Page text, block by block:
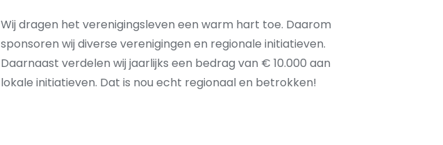
Wij dragen het verenigingsleven een warm hart toe. Daarom
sponsoren wij diverse verenigingen en regionale initiatieven.
Daarnaast verdelen wij jaarlijks een bedrag van € 10.000 aan
lokale initiatieven. Dat is nou echt regionaal en betrokken!